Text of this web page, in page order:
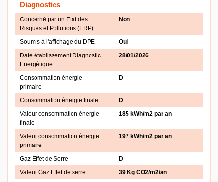
Diagnostics
Concerné par un Etat des
Risques et Pollutions (ERP)
Non
Soumis à l'affichage du DPE
Oui
Date établissement Diagnostic
Energétique
28/01/2026
Consommation énergie
primaire
D
Consommation énergie finale
D
Valeur consommation énergie
finale
185 kWh/m2 par an
Valeur consommation énergie
primaire
197 kWh/m2 par an
Gaz Effet de Serre
D
Valeur Gaz Effet de serre
39 Kg CO2/m2/an